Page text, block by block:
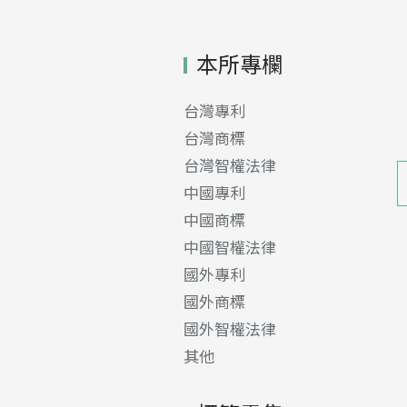
本所專欄
台灣專利
台灣商標
台灣智權法律
中國專利
中國商標
中國智權法律
國外專利
國外商標
國外智權法律
其他